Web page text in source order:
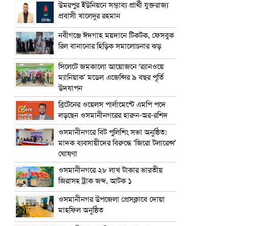
উমরপুর ইউনিয়নে সম্ভাব্য প্রার্থী যুক্তরাজ্য
প্রবাসী খালেদুর রহমান
নবীগঞ্জে ঈদগাহ ময়দানে টিকটক, ফেসবুক
রিল বানানোর হিড়িক সমালোচনার ঝড়
সিলেটে জমকালো আয়োজনে ‘র‍্যানওয়ে
ম্যানিয়াক’ মডেল এজেন্সির ৯ বছর পূর্তি
উদযাপন
ব্রিটেনের ওয়েলস পার্লামেন্টে এমপি পদে
লড়ছেন ওসমানীনগরের হারুন-অর-রশিদ
ওসমানীনগরে বিট পুলিশিং সভা অনুষ্ঠিত:
মাদক ব্যবসায়ীদের বিরুদ্ধে ‘জিরো টলারেন্স’
ঘোষণা
ওসমানীনগরে ২৮ লাখ টাকার ভারতীয়
জিরাসহ ট্রাক জব্দ, আটক ১
ওসমানীনগর উপজেলা প্রেসক্লাবে দোয়া
মাহফিল অনুষ্ঠিত